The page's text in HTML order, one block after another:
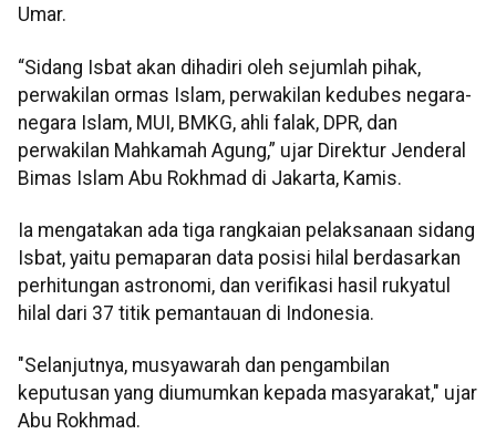
Umar.
“Sidang Isbat akan dihadiri oleh sejumlah pihak,
perwakilan ormas Islam, perwakilan kedubes negara-
negara Islam, MUI, BMKG, ahli falak, DPR, dan
perwakilan Mahkamah Agung,” ujar Direktur Jenderal
Bimas Islam Abu Rokhmad di Jakarta, Kamis.
Ia mengatakan ada tiga rangkaian pelaksanaan sidang
Isbat, yaitu pemaparan data posisi hilal berdasarkan
perhitungan astronomi, dan verifikasi hasil rukyatul
hilal dari 37 titik pemantauan di Indonesia.
"Selanjutnya, musyawarah dan pengambilan
keputusan yang diumumkan kepada masyarakat," ujar
Abu Rokhmad.